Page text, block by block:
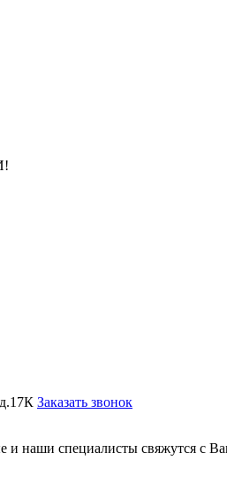
Заказать звонок
и наши специалисты свяжутся с